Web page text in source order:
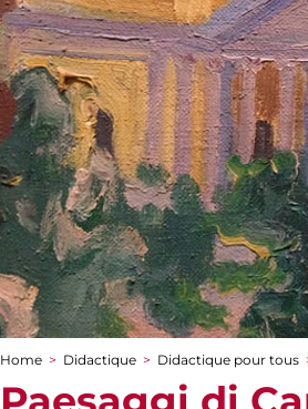
You are here
Home > Didactique > Didactique pour tous